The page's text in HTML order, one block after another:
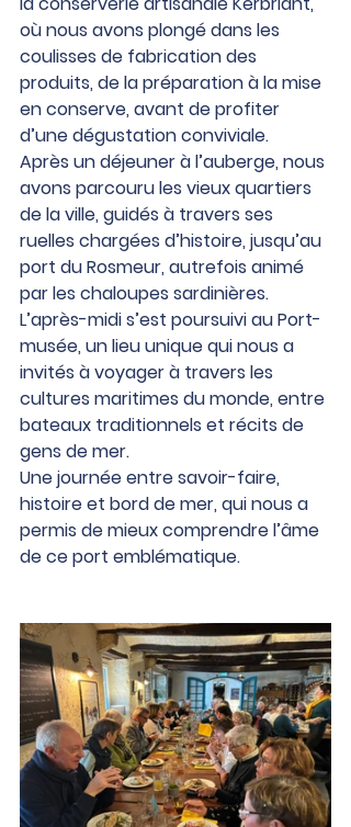
où nous avons plongé dans les
coulisses de fabrication des
produits, de la préparation à la mise
en conserve, avant de profiter
d’une dégustation conviviale.
Après un déjeuner à l’auberge, nous
avons parcouru les vieux quartiers
de la ville, guidés à travers ses
ruelles chargées d’histoire, jusqu’au
port du Rosmeur, autrefois animé
par les chaloupes sardinières.
L’après-midi s’est poursuivi au Port-
musée, un lieu unique qui nous a
invités à voyager à travers les
cultures maritimes du monde, entre
bateaux traditionnels et récits de
gens de mer.
Une journée entre savoir-faire,
histoire et bord de mer, qui nous a
permis de mieux comprendre l’âme
de ce port emblématique.